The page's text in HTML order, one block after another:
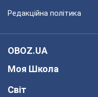
Редакційна політика
OBOZ.UA
Моя Школа
Світ